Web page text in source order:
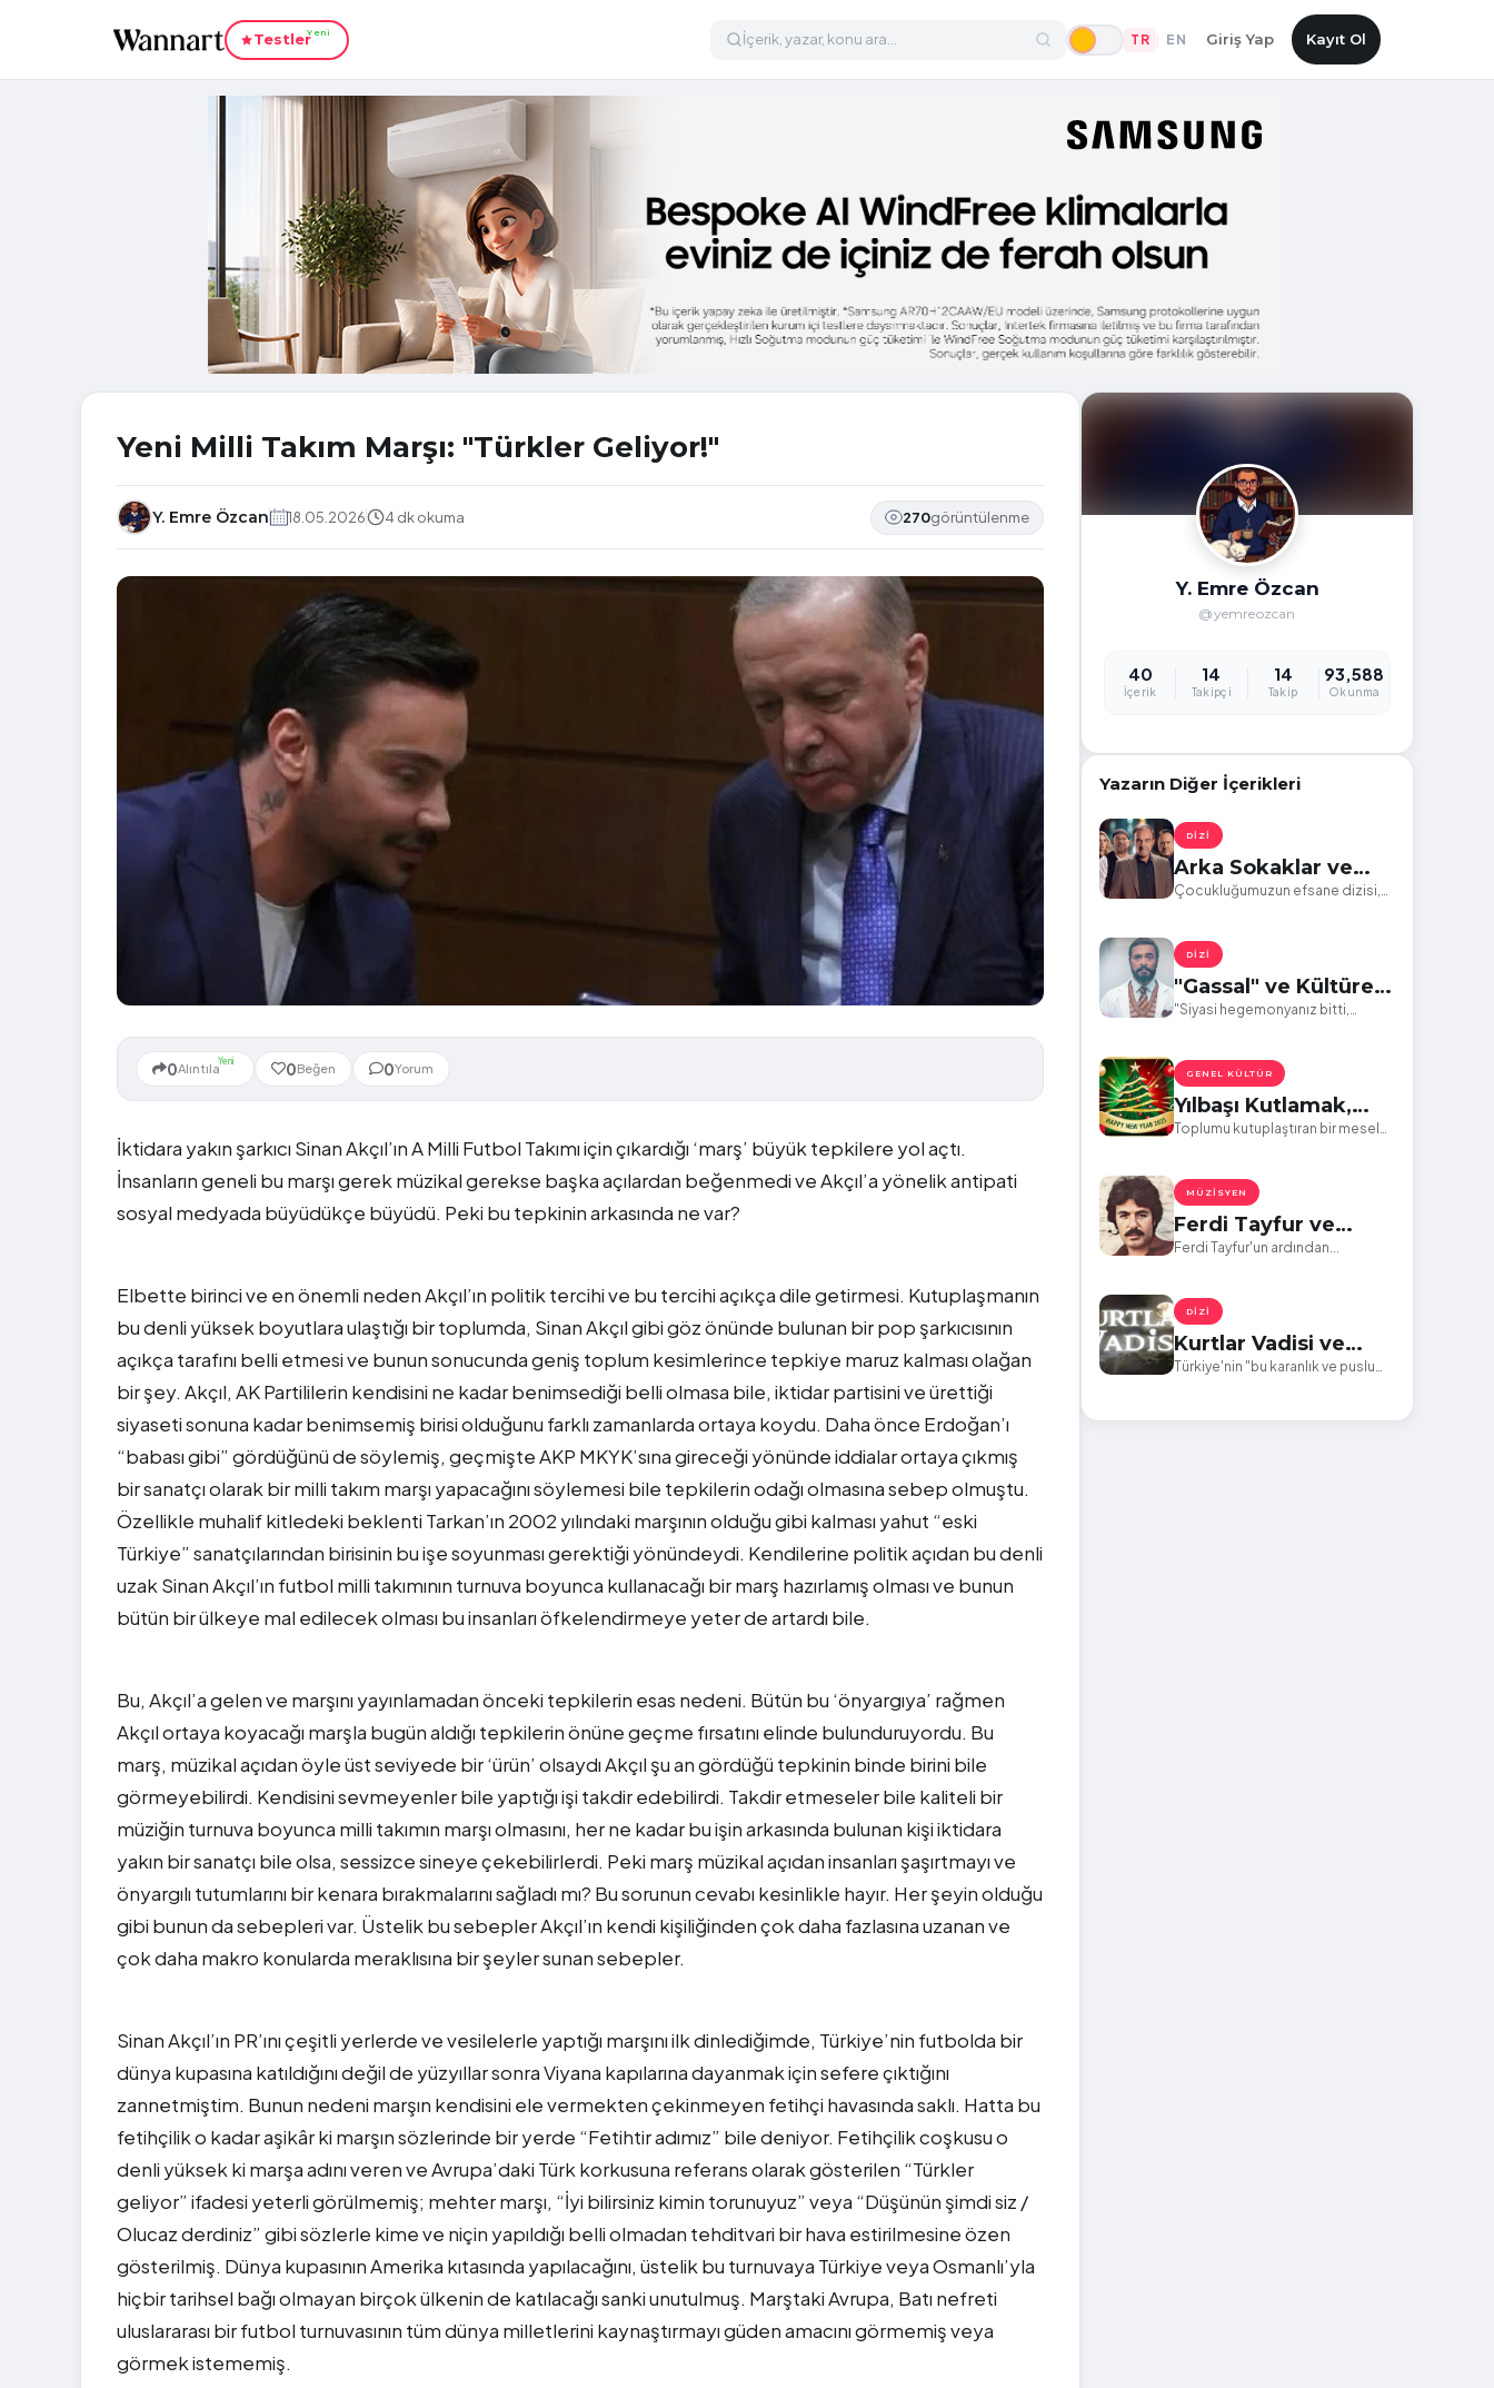
TestlerYeni TR EN Giriş Yap Kayıt Ol
Yeni Milli Takım Marşı: "Türkler Geliyor!"
Y. Emre Özcan 18.05.2026 4 dk okuma 270görüntülenme
0AlıntılaYeni 0Beğen 0Yorum
İktidara yakın şarkıcı Sinan Akçıl’ın A Milli Futbol Takımı için çıkardığı ‘marş’ büyük tepkilere yol açtı.
İnsanların geneli bu marşı gerek müzikal gerekse başka açılardan beğenmedi ve Akçıl’a yönelik antipati
sosyal medyada büyüdükçe büyüdü. Peki bu tepkinin arkasında ne var?
Elbette birinci ve en önemli neden Akçıl’ın politik tercihi ve bu tercihi açıkça dile getirmesi. Kutuplaşmanın
bu denli yüksek boyutlara ulaştığı bir toplumda, Sinan Akçıl gibi göz önünde bulunan bir pop şarkıcısının
açıkça tarafını belli etmesi ve bunun sonucunda geniş toplum kesimlerince tepkiye maruz kalması olağan
bir şey. Akçıl, AK Partililerin kendisini ne kadar benimsediği belli olmasa bile, iktidar partisini ve ürettiği
siyaseti sonuna kadar benimsemiş birisi olduğunu farklı zamanlarda ortaya koydu. Daha önce Erdoğan’ı
“babası gibi” gördüğünü de söylemiş, geçmişte AKP MKYK’sına gireceği yönünde iddialar ortaya çıkmış
bir sanatçı olarak bir milli takım marşı yapacağını söylemesi bile tepkilerin odağı olmasına sebep olmuştu.
Özellikle muhalif kitledeki beklenti Tarkan’ın 2002 yılındaki marşının olduğu gibi kalması yahut “eski
Türkiye” sanatçılarından birisinin bu işe soyunması gerektiği yönündeydi. Kendilerine politik açıdan bu denli
uzak Sinan Akçıl’ın futbol milli takımının turnuva boyunca kullanacağı bir marş hazırlamış olması ve bunun
bütün bir ülkeye mal edilecek olması bu insanları öfkelendirmeye yeter de artardı bile.
Bu, Akçıl’a gelen ve marşını yayınlamadan önceki tepkilerin esas nedeni. Bütün bu ‘önyargıya’ rağmen
Akçıl ortaya koyacağı marşla bugün aldığı tepkilerin önüne geçme fırsatını elinde bulunduruyordu. Bu
marş, müzikal açıdan öyle üst seviyede bir ‘ürün’ olsaydı Akçıl şu an gördüğü tepkinin binde birini bile
görmeyebilirdi. Kendisini sevmeyenler bile yaptığı işi takdir edebilirdi. Takdir etmeseler bile kaliteli bir
müziğin turnuva boyunca milli takımın marşı olmasını, her ne kadar bu işin arkasında bulunan kişi iktidara
yakın bir sanatçı bile olsa, sessizce sineye çekebilirlerdi. Peki marş müzikal açıdan insanları şaşırtmayı ve
önyargılı tutumlarını bir kenara bırakmalarını sağladı mı? Bu sorunun cevabı kesinlikle hayır. Her şeyin olduğu
gibi bunun da sebepleri var. Üstelik bu sebepler Akçıl’ın kendi kişiliğinden çok daha fazlasına uzanan ve
çok daha makro konularda meraklısına bir şeyler sunan sebepler.
Sinan Akçıl’ın PR’ını çeşitli yerlerde ve vesilelerle yaptığı marşını ilk dinlediğimde, Türkiye’nin futbolda bir
dünya kupasına katıldığını değil de yüzyıllar sonra Viyana kapılarına dayanmak için sefere çıktığını
zannetmiştim. Bunun nedeni marşın kendisini ele vermekten çekinmeyen fetihçi havasında saklı. Hatta bu
fetihçilik o kadar aşikâr ki marşın sözlerinde bir yerde “Fetihtir adımız” bile deniyor. Fetihçilik coşkusu o
denli yüksek ki marşa adını veren ve Avrupa’daki Türk korkusuna referans olarak gösterilen “Türkler
geliyor” ifadesi yeterli görülmemiş; mehter marşı, “İyi bilirsiniz kimin torunuyuz” veya “Düşünün şimdi siz /
Olucaz derdiniz” gibi sözlerle kime ve niçin yapıldığı belli olmadan tehditvari bir hava estirilmesine özen
gösterilmiş. Dünya kupasının Amerika kıtasında yapılacağını, üstelik bu turnuvaya Türkiye veya Osmanlı’yla
hiçbir tarihsel bağı olmayan birçok ülkenin de katılacağı sanki unutulmuş. Marştaki Avrupa, Batı nefreti
uluslararası bir futbol turnuvasının tüm dünya milletlerini kaynaştırmayı güden amacını görmemiş veya
görmek istememiş.
Y. Emre Özcan
@yemreozcan
40
İçerik
14
Takipçi
14
Takip
93,588
Okunma
Yazarın Diğer İçerikleri
DIZI
Arka Sokaklar ve
Toplumsal Sorunlar
Çocukluğumuzun efsane dizisi,
DIZI
"Gassal" ve Kültürel
Hegemonya
"Siyasi hegemonyanız bitti,
GENEL KÜLTÜR
Yılbaşı Kutlamak,
Laikliğin Son Kalesi
Toplumu kutuplaştıran bir mesele
MÜZISYEN
Ferdi Tayfur ve
Arabesk Müzik
Ferdi Tayfur'un ardından...
DIZI
Kurtlar Vadisi ve
Devlet Fikri
Türkiye'nin "bu karanlık ve puslu